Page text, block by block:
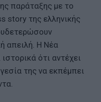
παράταξης με το
story της ελληνικής
απειλή. Η Νέα
ότι αντέχει
της να εκπέμπει